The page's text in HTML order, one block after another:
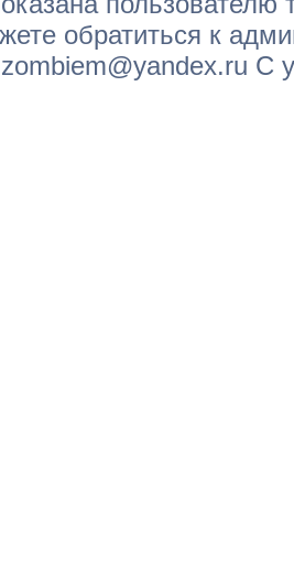
обратиться к
С